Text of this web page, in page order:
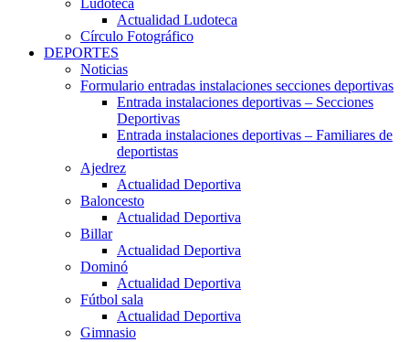
Ludoteca
Actualidad Ludoteca
Círculo Fotográfico
DEPORTES
Noticias
Formulario entradas instalaciones secciones deportivas
Entrada instalaciones deportivas – Secciones
Deportivas
Entrada instalaciones deportivas – Familiares de
deportistas
Ajedrez
Actualidad Deportiva
Baloncesto
Actualidad Deportiva
Billar
Actualidad Deportiva
Dominó
Actualidad Deportiva
Fútbol sala
Actualidad Deportiva
Gimnasio